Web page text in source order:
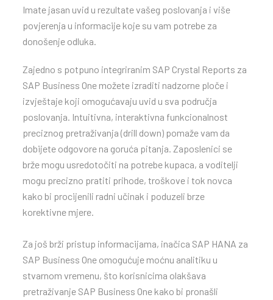
Imate jasan uvid u rezultate vašeg poslovanja i više
povjerenja u informacije koje su vam potrebe za
donošenje odluka.
Zajedno s potpuno integriranim SAP Crystal Reports za
SAP Business One možete izraditi nadzorne ploče i
izvještaje koji omogućavaju uvid u sva područja
poslovanja. Intuitivna, interaktivna funkcionalnost
preciznog pretraživanja (drill down) pomaže vam da
dobijete odgovore na goruća pitanja. Zaposlenici se
brže mogu usredotočiti na potrebe kupaca, a voditelji
mogu precizno pratiti prihode, troškove i tok novca
kako bi procijenili radni učinak i poduzeli brze
korektivne mjere.
Za još brži pristup informacijama, inačica SAP HANA za
SAP Business One omogućuje moćnu analitiku u
stvarnom vremenu, što korisnicima olakšava
pretraživanje SAP Business One kako bi pronašli